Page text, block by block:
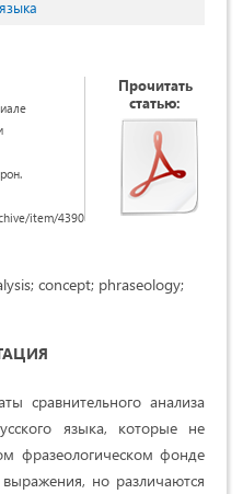
item/4390
Прочитать
статью:
concept; phraseology;
сравнительного анализа
языка, которые не
фразеологическом фонде
но различаются